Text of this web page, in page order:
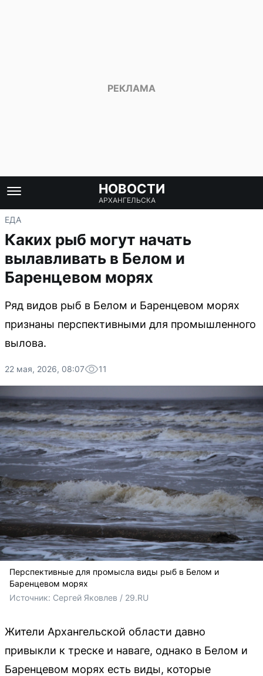
НОВОСТИ
АРХАНГЕЛЬСКА
ЕДА
Каких рыб могут начать
вылавливать в Белом и
Баренцевом морях
Ряд видов рыб в Белом и Баренцевом морях
признаны перспективными для промышленного
вылова.
22 мая, 2026, 08:07 11
Перспективные для промысла виды рыб в Белом и
Баренцевом морях
Источник: Сергей Яковлев / 29.RU
Жители Архангельской области давно
привыкли к треске и наваге, однако в Белом и
Баренцевом морях есть виды, которые